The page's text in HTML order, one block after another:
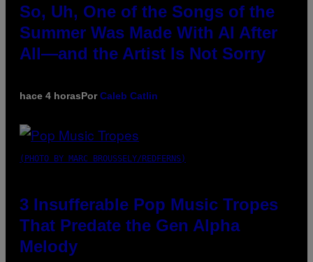
So, Uh, One of the Songs of the
Summer Was Made With AI After
All—and the Artist Is Not Sorry
hace 4 horasPorCaleb Catlin
(PHOTO BY MARC BROUSSELY/REDFERNS)
3 Insufferable Pop Music Tropes
That Predate the Gen Alpha
Melody